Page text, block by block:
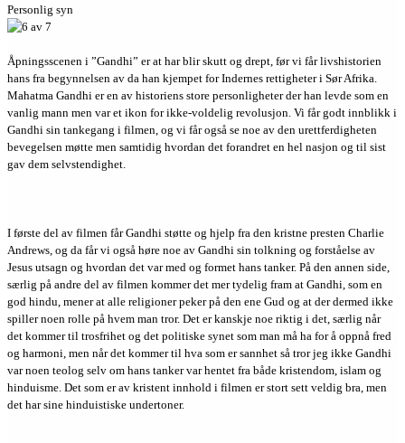
Personlig syn
Åpningsscenen i ”Gandhi” er at har blir skutt og drept, før vi får livshistorien
hans fra begynnelsen av da han kjempet for Indernes rettigheter i Sør Afrika.
Mahatma Gandhi er en av historiens store personligheter der han levde som en
vanlig mann men var et ikon for ikke-voldelig revolusjon. Vi får godt innblikk i
Gandhi sin tankegang i filmen, og vi får også se noe av den urettferdigheten
bevegelsen møtte men samtidig hvordan det forandret en hel nasjon og til sist
gav dem selvstendighet.
I første del av filmen får Gandhi støtte og hjelp fra den kristne presten Charlie
Andrews, og da får vi også høre noe av Gandhi sin tolkning og forståelse av
Jesus utsagn og hvordan det var med og formet hans tanker. På den annen side,
særlig på andre del av filmen kommer det mer tydelig fram at Gandhi, som en
god hindu, mener at alle religioner peker på den ene Gud og at der dermed ikke
spiller noen rolle på hvem man tror. Det er kanskje noe riktig i det, særlig når
det kommer til trosfrihet og det politiske synet som man må ha for å oppnå fred
og harmoni, men når det kommer til hva som er sannhet så tror jeg ikke Gandhi
var noen teolog selv om hans tanker var hentet fra både kristendom, islam og
hinduisme. Det som er av kristent innhold i filmen er stort sett veldig bra, men
det har sine hinduistiske undertoner.